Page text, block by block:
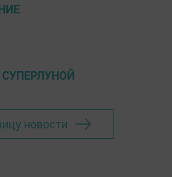
новости